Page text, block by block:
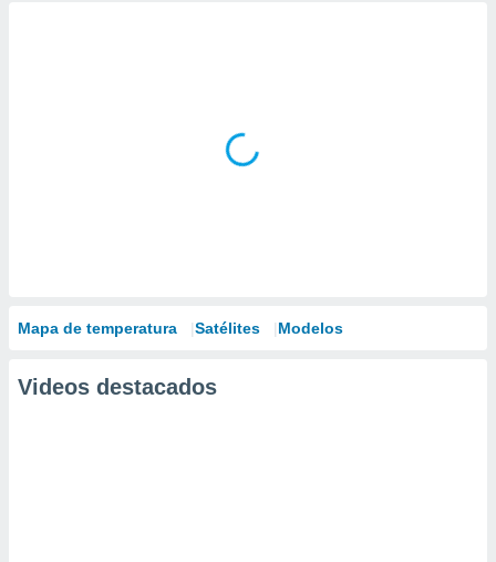
Mapa de temperatura Satélites Modelos
Videos destacados